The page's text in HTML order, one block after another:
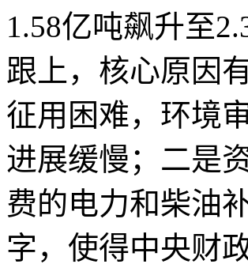
1.58亿吨飙升至
跟上，核心原因
征用困难，环境
进展缓慢；二是
费的电力和柴油
字，使得中央财